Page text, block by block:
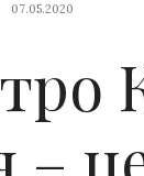
07.05.2020
–